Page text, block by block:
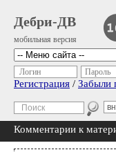
Дебри-ДВ
мобильная версия
Логин Пароль
Регистрация / Забыли
Комментарии к